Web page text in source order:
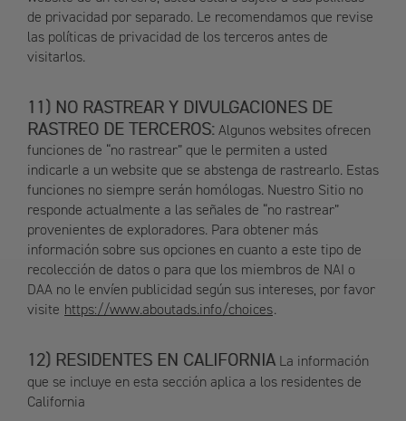
de privacidad por separado. Le recomendamos que revise
las políticas de privacidad de los terceros antes de
visitarlos.
NO RASTREAR Y DIVULGACIONES DE
RASTREO DE TERCEROS: Algunos websites ofrecen
funciones de “no rastrear” que le permiten a usted
indicarle a un website que se abstenga de rastrearlo. Estas
funciones no siempre serán homólogas. Nuestro Sitio no
responde actualmente a las señales de “no rastrear”
provenientes de exploradores. Para obtener más
información sobre sus opciones en cuanto a este tipo de
recolección de datos o para que los miembros de NAI o
DAA no le envíen publicidad según sus intereses, por favor
visite https://www.aboutads.info/choices.
RESIDENTES EN CALIFORNIALa información
que se incluye en esta sección aplica a los residentes de
California